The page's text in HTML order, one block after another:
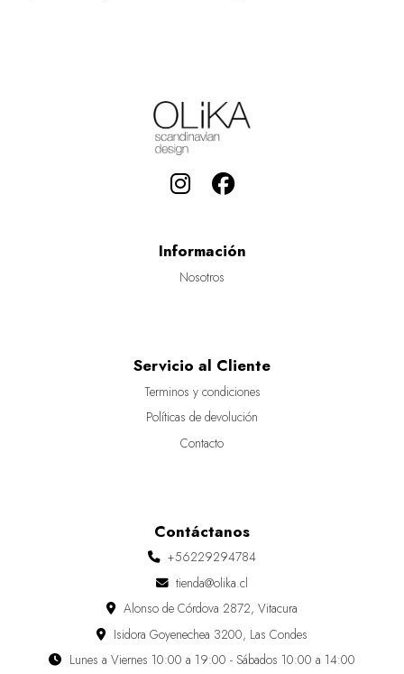
Información
Nosotros
Servicio al Cliente
Terminos y condiciones
Políticas de devolución
Contacto
Contáctanos
+56229294784
tienda@olika.cl
Alonso de Córdova 2872, Vitacura
Isidora Goyenechea 3200, Las Condes
Lunes a Viernes 10:00 a 19:00 - Sábados 10:00 a 14:00